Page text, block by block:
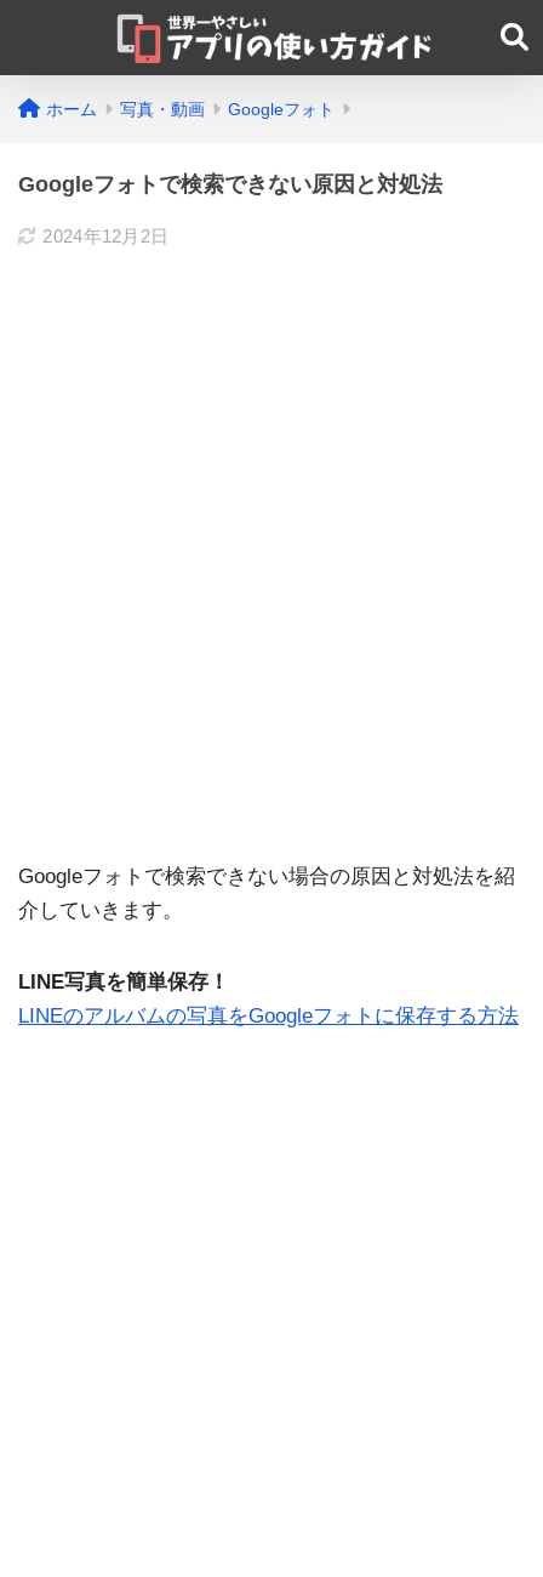
ホーム 写真・動画 Googleフォト
Googleフォトで検索できない原因と対処法
2024年12月2日
Googleフォトで検索できない場合の原因と対処法を紹
介していきます。
LINE写真を簡単保存！
LINEのアルバムの写真をGoogleフォトに保存する方法